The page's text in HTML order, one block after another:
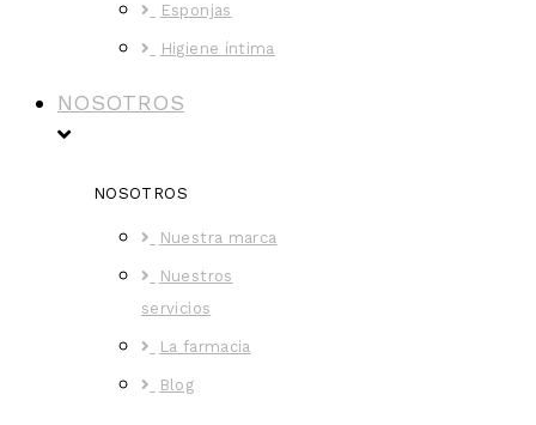
Esponjas
Higiene íntima
NOSOTROS
NOSOTROS
Nuestra marca
Nuestros
servicios
La farmacia
Blog